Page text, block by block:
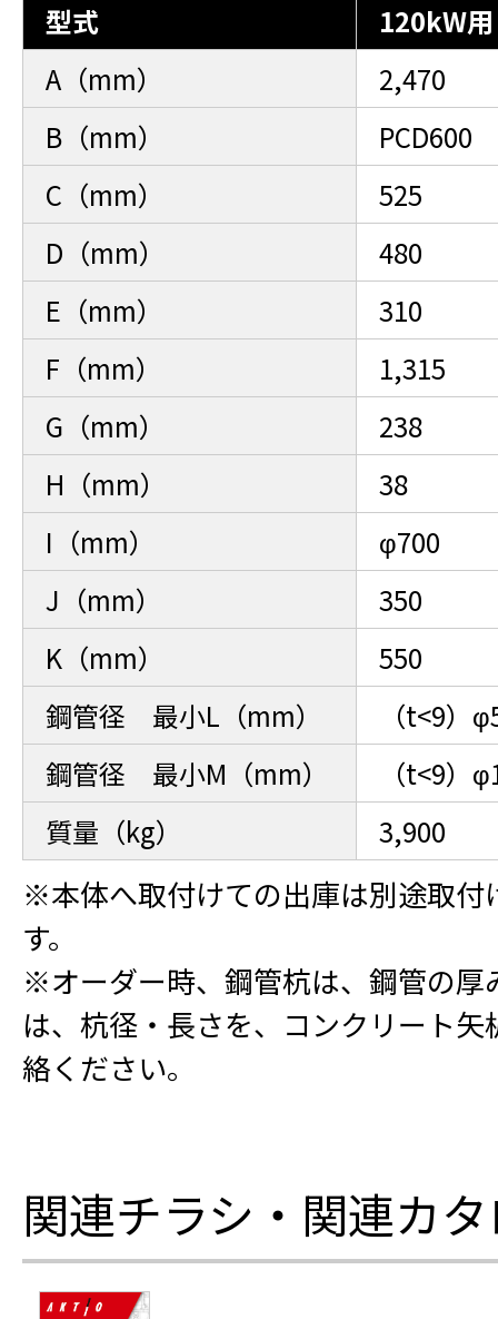
型式
120kW用
A（mm）
2,470
B（mm）
PCD600
C（mm）
525
D（mm）
480
E（mm）
310
F（mm）
1,315
G（mm）
238
H（mm）
38
I（mm）
φ700
J（mm）
350
K（mm）
550
鋼管径 最小L（mm）
（t<9）
鋼管径 最小M（mm）
（t<9）
質量（kg）
3,900
※本体へ取付けての出庫は別途取付
す。
※オーダー時、鋼管杭は、鋼管の厚
は、杭径・長さを、コンクリート
絡ください。
関連チラシ・関連カ